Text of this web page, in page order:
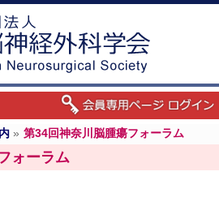
» 第34回神奈川脳腫瘍フォーラム
ォーラム